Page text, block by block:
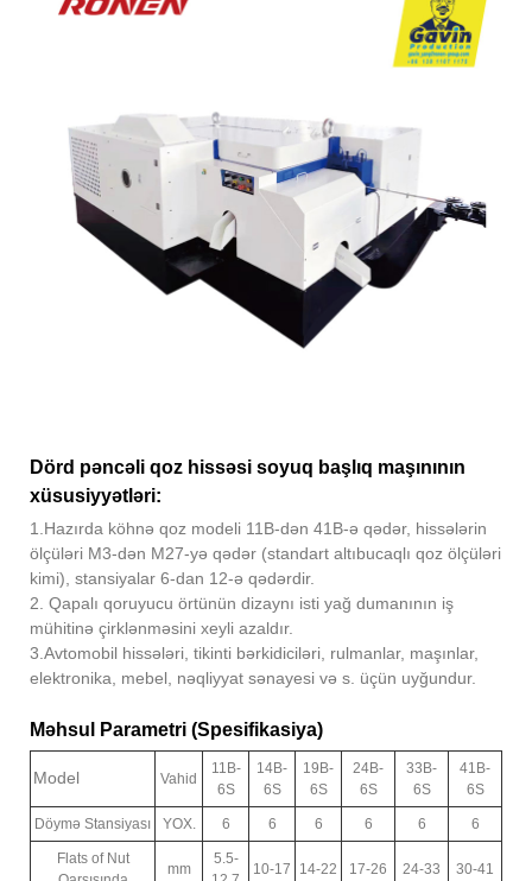
Dörd pəncəli qoz hissəsi soyuq başlıq maşınının
xüsusiyyətləri:
1.Hazırda köhnə qoz modeli 11B-dən 41B-ə qədər, hissələrin
ölçüləri M3-dən M27-yə qədər (standart altıbucaqlı qoz ölçüləri
kimi), stansiyalar 6-dan 12-ə qədərdir.
2. Qapalı qoruyucu örtünün dizaynı isti yağ dumanının iş
mühitinə çirklənməsini xeyli azaldır.
3.Avtomobil hissələri, tikinti bərkidiciləri, rulmanlar, maşınlar,
elektronika, mebel, nəqliyyat sənayesi və s. üçün uyğundur.
Məhsul Parametri (Spesifikasiya)
Model Vahid
11B-
6S
14B-
6S
19B-
6S
24B-
6S
33B-
6S
41B-
6S
Döymə Stansiyası YOX. 6 6 6 6 6 6
Flats of Nut
mm
5.5-
10-17 14-22 17-26 24-33 30-41